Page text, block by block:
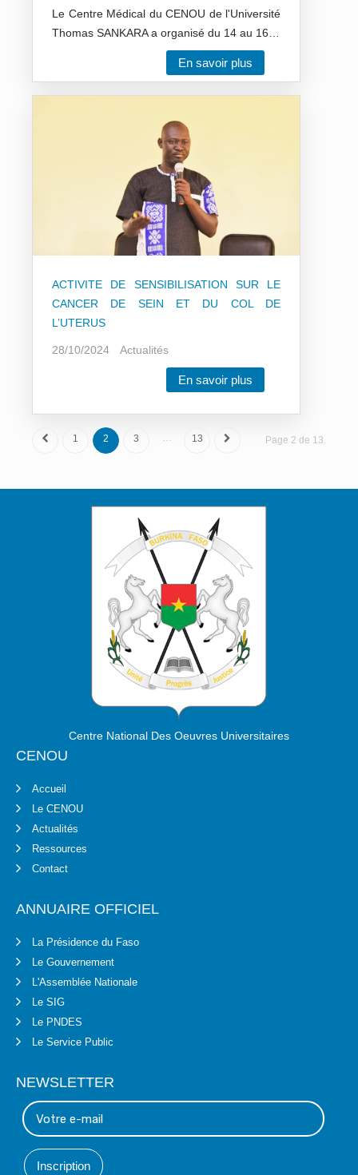
Le Centre Médical du CENOU de l'Université
Thomas SANKARA a organisé du 14 au 16…
En savoir plus
ACTIVITE DE SENSIBILISATION SUR LE
CANCER DE SEIN ET DU COL DE
L’UTERUS
28/10/2024 Actualités
En savoir plus
Page 2 de 13.
1 2 3 … 13
Centre National Des Oeuvres Universitaires
CENOU
Accueil
Le CENOU
Actualités
Ressources
Contact
ANNUAIRE OFFICIEL
La Présidence du Faso
Le Gouvernement
L'Assemblée Nationale
Le SIG
Le PNDES
Le Service Public
NEWSLETTER